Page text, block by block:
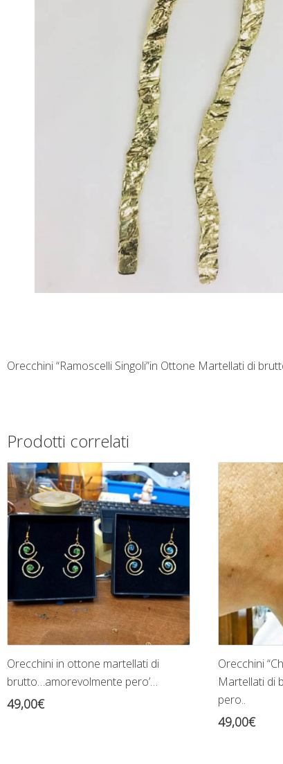
Orecchini “Ramoscelli Singoli”in Ottone Martellati di
Prodotti correlati
Orecchini in ottone martellati di
brutto…amorevolmente pero’…
49,00€
Orecchini
Martellati di
pero..
49,00€